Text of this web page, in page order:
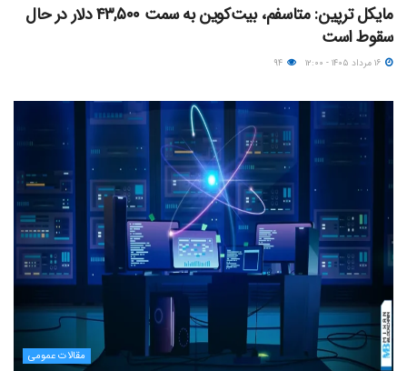
مایکل ترپین: متاسفم، بیت‌کوین به سمت ۴۳,۵۰۰ دلار در حال
سقوط است
مقالات عمومی